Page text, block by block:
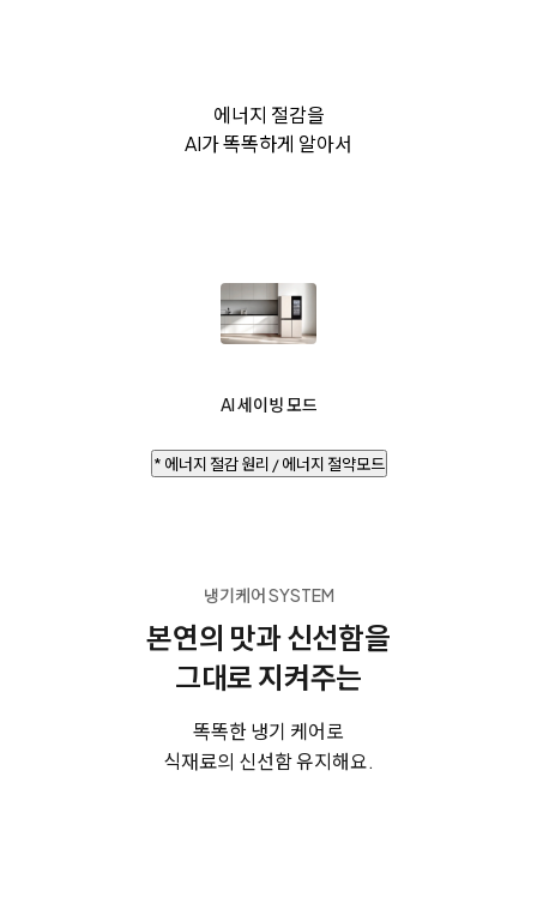
에너지 절감을
AI가 똑똑하게 알아서
AI 세이빙 모드
* 에너지 절감 원리 / 에너지 절약모드
냉기케어 SYSTEM
본연의 맛과 신선함을
그대로 지켜주는
똑똑한 냉기 케어로
식재료의 신선함 유지해요.